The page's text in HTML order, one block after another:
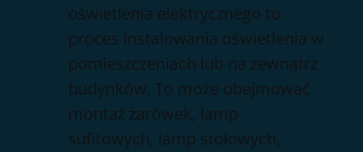
oświetlenia elektrycznego to
proces instalowania oświetlenia w
pomieszczeniach lub na zewnątrz
budynków. To może obejmować
montaż żarówek, lamp
sufitowych, lamp stołowych,